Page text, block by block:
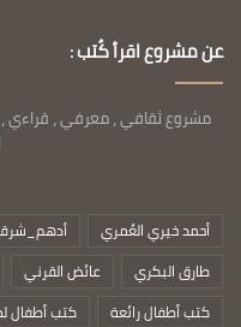
عن مشروع اقرأ كُتب :
مشروع ثقافي ، معرفي ، قراءي ،
أحمد خيري العُمري
طارق البكري
عائض القرني
كتب أطفال رائعة
كتب أطفال